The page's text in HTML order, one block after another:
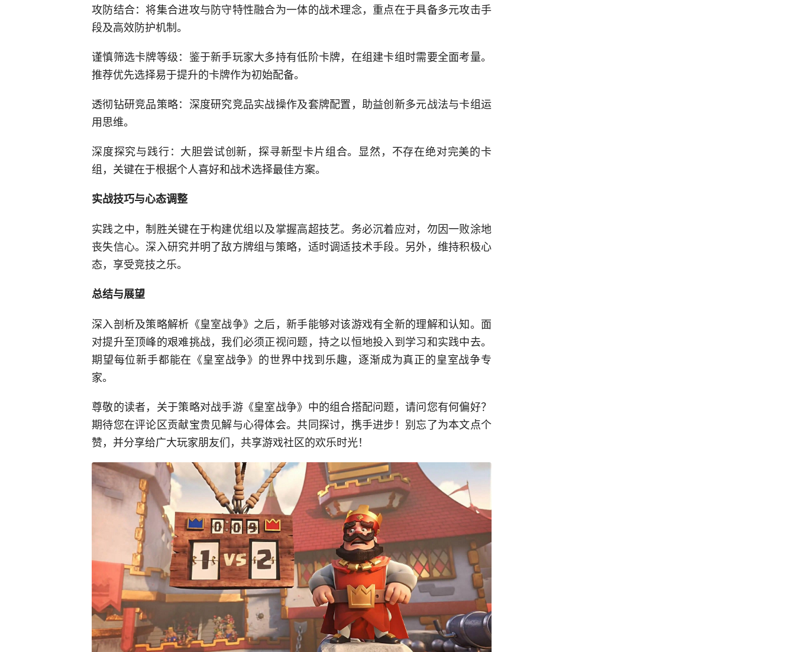
攻防结合：将集合进攻与防守特性融合为一体的战术理念，重点在于具备多元攻击手
段及高效防护机制。
谨慎筛选卡牌等级：鉴于新手玩家大多持有低阶卡牌，在组建卡组时需要全面考量。
推荐优先选择易于提升的卡牌作为初始配备。
透彻钻研竞品策略：深度研究竞品实战操作及套牌配置，助益创新多元战法与卡组运
用思维。
深度探究与践行：大胆尝试创新，探寻新型卡片组合。显然，不存在绝对完美的卡
组，关键在于根据个人喜好和战术选择最佳方案。
实战技巧与心态调整
实践之中，制胜关键在于构建优组以及掌握高超技艺。务必沉着应对，勿因一败涂地
丧失信心。深入研究并明了敌方牌组与策略，适时调适技术手段。另外，维持积极心
态，享受竞技之乐。
总结与展望
深入剖析及策略解析《皇室战争》之后，新手能够对该游戏有全新的理解和认知。面
对提升至顶峰的艰难挑战，我们必须正视问题，持之以恒地投入到学习和实践中去。
期望每位新手都能在《皇室战争》的世界中找到乐趣，逐渐成为真正的皇室战争专
家。
尊敬的读者，关于策略对战手游《皇室战争》中的组合搭配问题，请问您有何偏好？
期待您在评论区贡献宝贵见解与心得体会。共同探讨，携手进步！别忘了为本文点个
赞，并分享给广大玩家朋友们，共享游戏社区的欢乐时光！